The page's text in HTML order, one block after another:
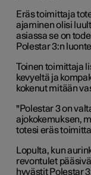
Eräs toimittaja
ajaminen olisi
asiassa se on
Polestar 3:n
Toinen toimittaja
kevyeltä ja
kokenut mitään
"Polestar 3 on
ajokokemuksen,
totesi eräs
Lopulta, kun
revontulet
hyvästit Polestar